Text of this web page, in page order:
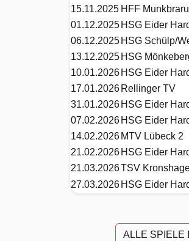
15.11.2025 HFF
01.12.2025 HSG Eider
06.12.2025 HSG Schülp/
13.12.2025 HSG
10.01.2026 HSG Eider
17.01.2026 Rellinger TV
31.01.2026 HSG Eider
07.02.2026 HSG Eider
14.02.2026 MTV Lübeck 2
21.02.2026 HSG Eider
21.03.2026TSV
27.03.2026 HSG Eider
ALLE SPIELE